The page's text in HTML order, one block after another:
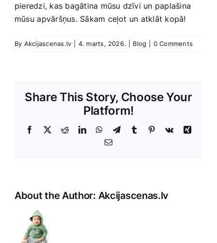
pieredzi, kas bagātina mūsu dzīvi un paplašina
mūsu ⁤apvāršņus. Sākam ceļot un atklāt kopā!
By Akcijascenas.lv 4. marts, 2026. Blog 0 Comments
Share This Story, Choose Your
Platform!
Facebook
X RedditLinkedInWhatsApp
TelegramTumblr Pinterest
Vk
Xing
E-
About the Author: Akcijascenas.lv